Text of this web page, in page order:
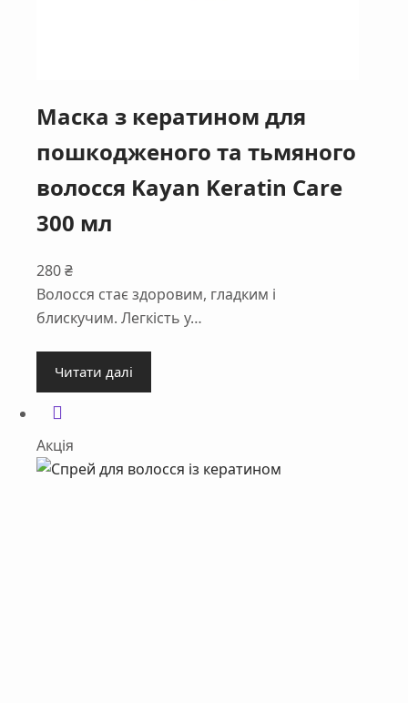
Маска з кератином для
пошкодженого та тьмяного
волосся Kayan Keratin Care
300 мл
280₴
Волосся стає здоровим, гладким і
блискучим. Легкість у…
Читати далі
Акція